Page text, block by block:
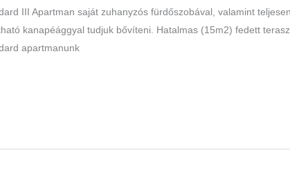
III Apartman saját zuhanyzós fürdőszobával, valamint
kanapéággyal tudjuk bővíteni. Hatalmas (15m2) fedett
apartmanunk